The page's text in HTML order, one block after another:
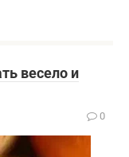
весело и
0